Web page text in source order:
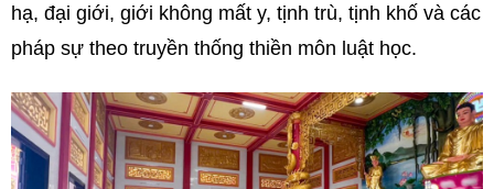
hạ, đại giới, giới không mất y, tịnh trù, tịnh khố và các
pháp sự theo truyền thống thiền môn luật học.